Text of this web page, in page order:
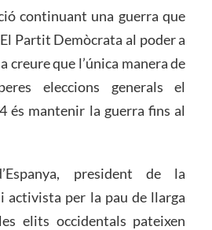
continuant una guerra que
Partit Demòcrata al poder a
creure que l’única manera de
eleccions generals el
és mantenir la guerra fins al
president de la
i activista per la pau de llarga
elits occidentals pateixen